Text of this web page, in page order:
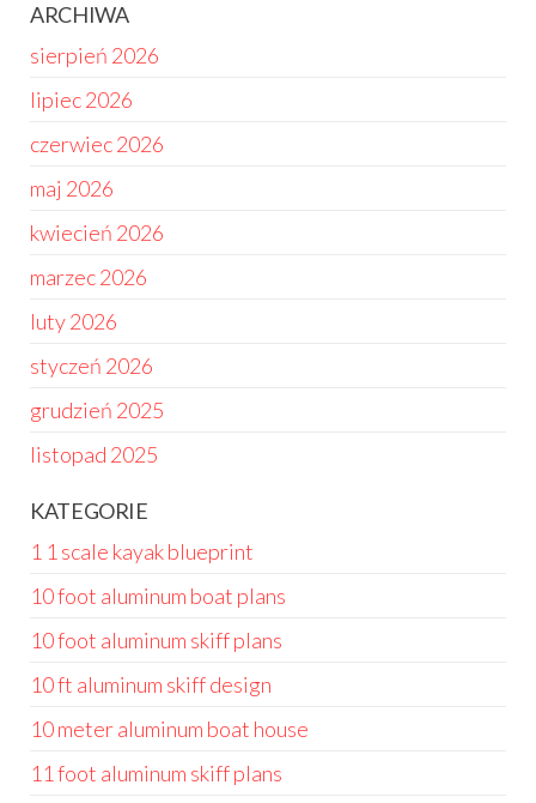
ARCHIWA
sierpień 2026
lipiec 2026
czerwiec 2026
maj 2026
kwiecień 2026
marzec 2026
luty 2026
styczeń 2026
grudzień 2025
listopad 2025
KATEGORIE
1 1 scale kayak blueprint
10 foot aluminum boat plans
10 foot aluminum skiff plans
10 ft aluminum skiff design
10 meter aluminum boat house
11 foot aluminum skiff plans